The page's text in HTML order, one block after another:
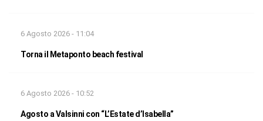
6 Agosto 2026 - 11:04
Torna il Metaponto beach festival
6 Agosto 2026 - 10:52
Agosto a Valsinni con “L’Estate d’Isabella”